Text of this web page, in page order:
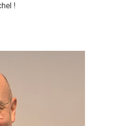
!